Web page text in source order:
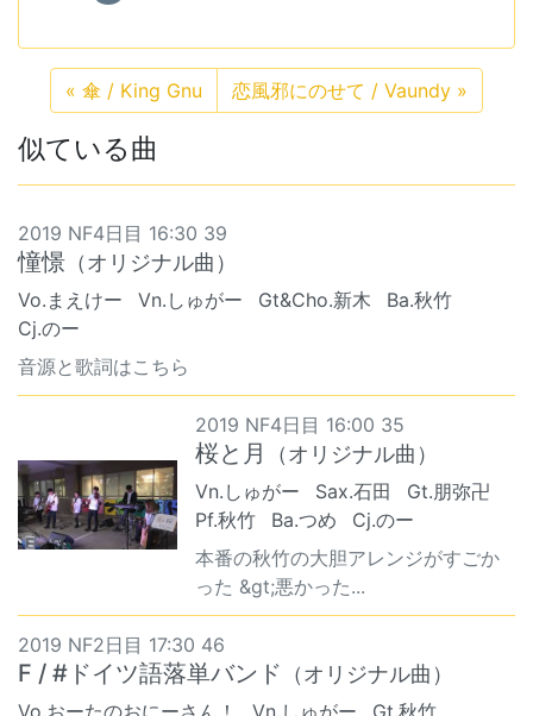
« 傘 / King Gnu 恋風邪にのせて / Vaundy »
似ている曲
2019 NF4日目 16:30 39
憧憬 （オリジナル曲）
Vo.まえけー Vn.しゅがー Gt&Cho.新木
Ba.秋竹
Cj.のー
音源と歌詞はこちら
2019 NF4日目 16:00 35
桜と月 （オリジナル曲）
Vn.しゅがー Sax.石田
Gt.朋弥卍
Pf.秋竹
Ba.つめ
Cj.のー
本番の秋竹の大胆アレンジがすごか
った &gt;悪かった...
2019 NF2日目 17:30 46
F / #ドイツ語落単バンド （オリジナル曲）
Vo.おーたのおにーさん！ Vn.しゅがー
Gt.秋竹